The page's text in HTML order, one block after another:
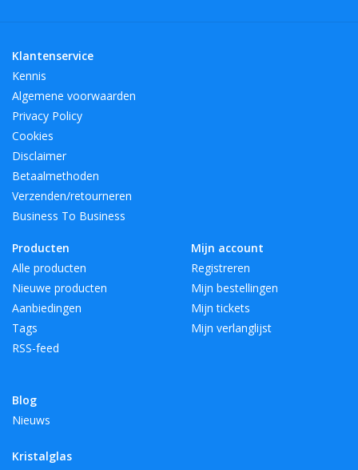
Klantenservice
Kennis
Algemene voorwaarden
Privacy Policy
Cookies
Disclaimer
Betaalmethoden
Verzenden/retourneren
Business To Business
Producten
Alle producten
Nieuwe producten
Aanbiedingen
Tags
RSS-feed
Blog
Nieuws
Mijn account
Registreren
Mijn bestellingen
Mijn tickets
Mijn verlanglijst
Kristalglas